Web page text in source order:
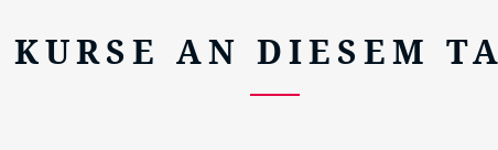
KURSE AN DIESEM